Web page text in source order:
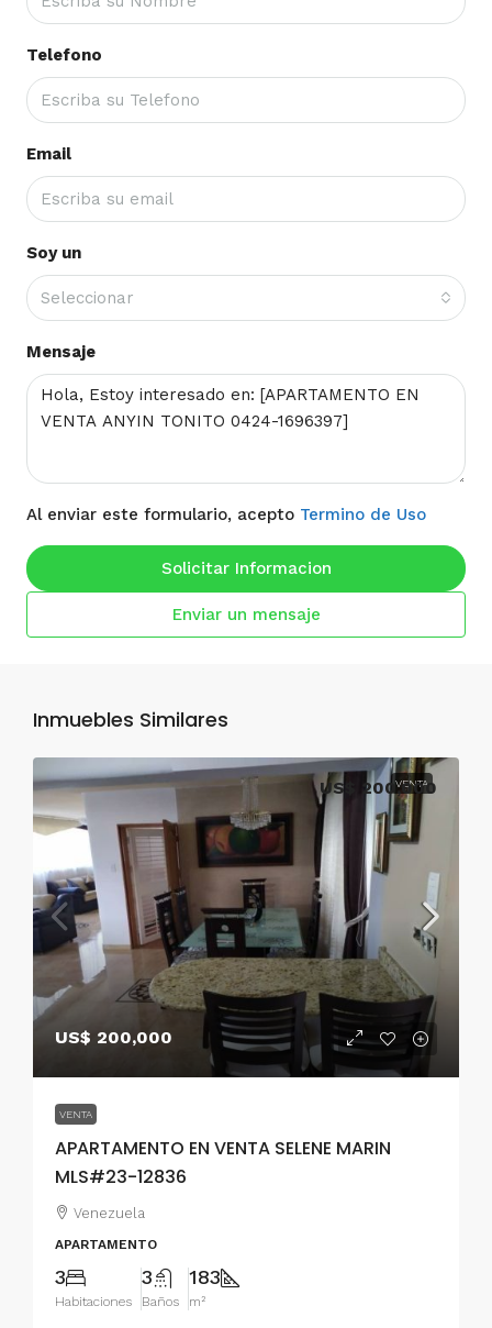
Telefono
Email
Soy un
Seleccionar
Mensaje
Al enviar este formulario, acepto Termino de Uso
Solicitar Informacion
Enviar un mensaje
Inmuebles Similares
VENTA
US$ 200,000
VENTA
APARTAMENTO EN VENTA SELENE MARIN
MLS#23-12836
US$ 200,000
Venezuela
APARTAMENTO
3
Habitaciones
3
Baños
183
m²